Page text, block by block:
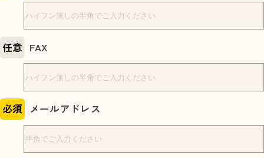
任意 FAX
必須 メールアドレス